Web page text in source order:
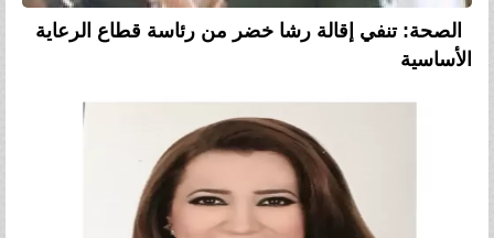
الصحة: تنفي إقالة رشا خضر من رئاسة قطاع الرعاية
الأساسية